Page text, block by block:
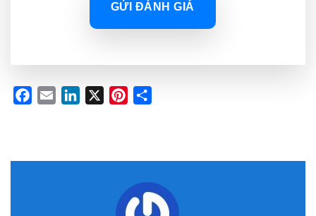
GỬI ĐÁNH GIÁ
Facebook
Email LinkedIn Pinterest